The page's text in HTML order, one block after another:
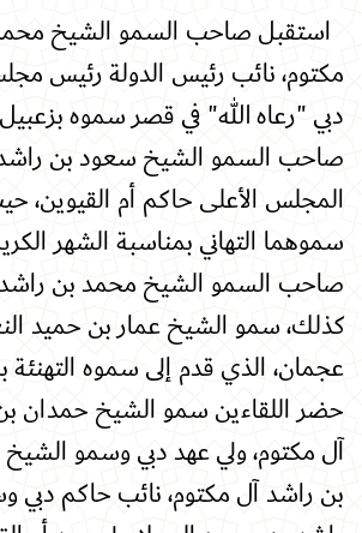
استقبل صاحب السمو الشيخ
مكتوم، نائب رئيس الدولة رئيس
دبي "رعاه الله" في قصر سموه
صاحب السمو الشيخ سعود بن راشد
المجلس الأعلى حاكم أم القيوين،
سموهما التهاني بمناسبة الشهر
صاحب السمو الشيخ محمد بن
كذلك، سمو الشيخ عمار بن حميد
عجمان، الذي قدم إلى سموه التهنئة
حضر اللقاءين سمو الشيخ حمدان
آل مكتوم، ولي عهد دبي وسمو
بن راشد آل مكتوم، نائب حاكم دبي